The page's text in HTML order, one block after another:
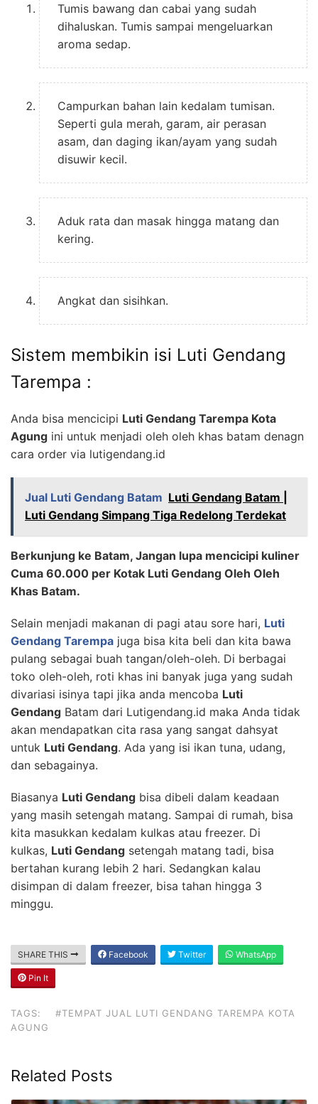
Tumis bawang dan cabai yang sudah
dihaluskan. Tumis sampai mengeluarkan
aroma sedap.
Campurkan bahan lain kedalam tumisan.
Seperti gula merah, garam, air perasan
asam, dan daging ikan/ayam yang sudah
disuwir kecil.
Aduk rata dan masak hingga matang dan
kering.
Angkat dan sisihkan.
Sistem membikin isi Luti Gendang
Tarempa :
Anda bisa mencicipi Luti Gendang Tarempa Kota
Agung ini untuk menjadi oleh oleh khas batam denagn
cara order via lutigendang.id
Jual Luti Gendang Batam Luti Gendang Batam |
Luti Gendang Simpang Tiga Redelong Terdekat
Berkunjung ke Batam, Jangan lupa mencicipi kuliner
Cuma 60.000 per Kotak Luti Gendang Oleh Oleh
Khas Batam.
Selain menjadi makanan di pagi atau sore hari, Luti
Gendang Tarempa juga bisa kita beli dan kita bawa
pulang sebagai buah tangan/oleh-oleh. Di berbagai
toko oleh-oleh, roti khas ini banyak juga yang sudah
divariasi isinya tapi jika anda mencoba Luti
Gendang Batam dari Lutigendang.id maka Anda tidak
akan mendapatkan cita rasa yang sangat dahsyat
untuk Luti Gendang. Ada yang isi ikan tuna, udang,
dan sebagainya.
Biasanya Luti Gendang bisa dibeli dalam keadaan
yang masih setengah matang. Sampai di rumah, bisa
kita masukkan kedalam kulkas atau freezer. Di
kulkas, Luti Gendang setengah matang tadi, bisa
bertahan kurang lebih 2 hari. Sedangkan kalau
disimpan di dalam freezer, bisa tahan hingga 3
minggu.
SHARE THIS Facebook Twitter WhatsApp
Pin It
TAGS:
#TEMPAT JUAL LUTI GENDANG TAREMPA KOTA
AGUNG
Related Posts